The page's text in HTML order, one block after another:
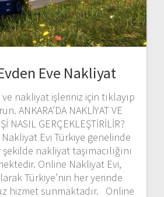
Eve Nakliyat
nakliyat işleriniz için tıklayıp
ANKARA’DA NAKLİYAT VE
NASIL GERÇEKLEŞTİRİLİR?
Evi Türkiye genelinde
nakliyat taşımacılığını
Online Nakliyat Evi,
Türkiye’nin her yerinde
hizmet sunmaktadır. Online